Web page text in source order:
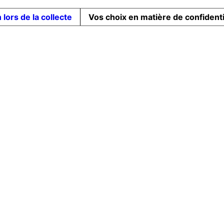
lors de la collecte Vos choix en matière de